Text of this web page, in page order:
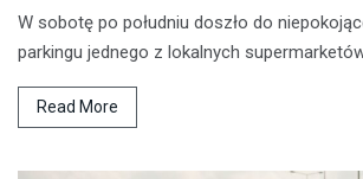
W sobotę po południu doszło do
parkingu jednego z lokalnych
Read More